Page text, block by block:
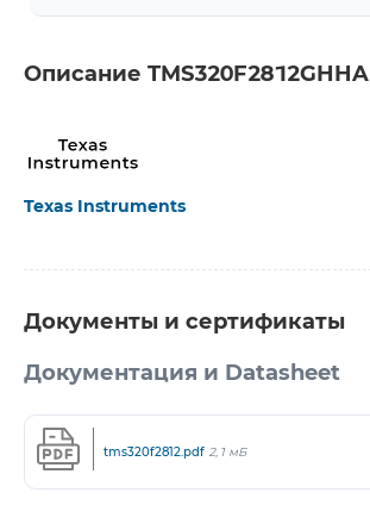
Описание TMS320F2812GHHA
Texas Instruments
Документы и сертификаты
Документация и Datasheet
tms320f2812.pdf 2,1 мБ